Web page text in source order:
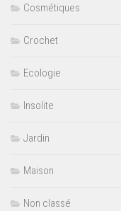
Cosmétiques
Crochet
Ecologie
Insolite
Jardin
Maison
Non classé